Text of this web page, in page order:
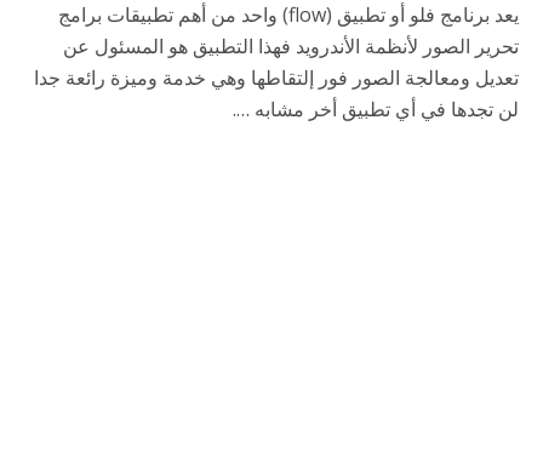
يعد برنامج فلو أو تطبيق (flow) واحد من أهم تطبيقات برامج
تحرير الصور لأنظمة الأندرويد فهذا التطبيق هو المسئول عن
تعديل ومعالجة الصور فور إلتقاطها وهي خدمة وميزة رائعة جدا
لن تجدها في أي تطبيق أخر مشابه ….